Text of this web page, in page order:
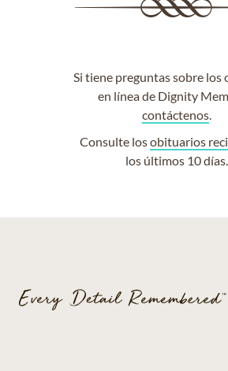
Si tiene preguntas sobre los
en línea de Dignity
contáctenos.
Consulte losobituarios
los últimos 10 días.